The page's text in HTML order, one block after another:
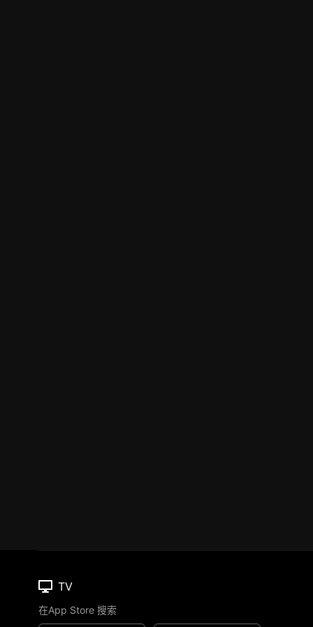
TV
在App Store 搜索